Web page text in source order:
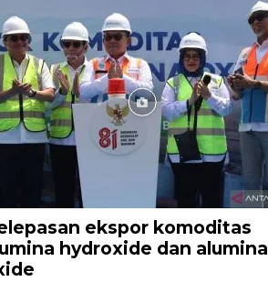
ekspor komoditas
hydroxide dan alumina